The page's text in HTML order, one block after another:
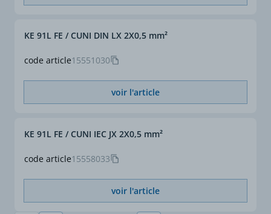
code article15551030
KE 91L FE / CUNI DIN LX 2X0,5 mm²
voir l'article
code article15558033
KE 91L FE / CUNI IEC JX 2X0,5 mm²
voir l'article